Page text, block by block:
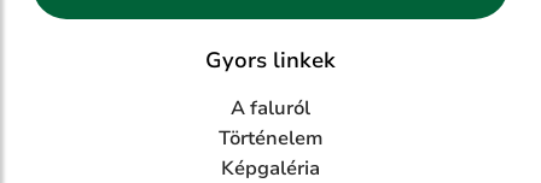
Gyors linkek
A faluról
Történelem
Képgaléria